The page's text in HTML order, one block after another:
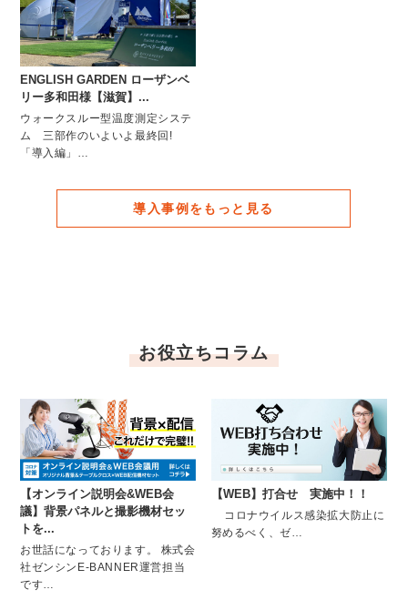
お役立ちコラム